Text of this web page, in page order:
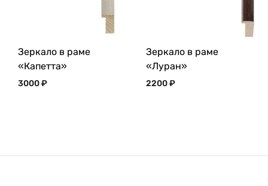
Зеркало в раме
«Капетта»
3000₽
Зеркало в раме
«Луран»
2200₽